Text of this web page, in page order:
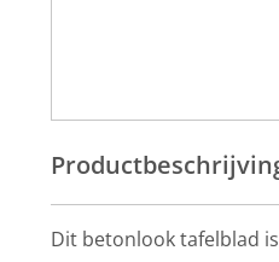
Dit betonlook tafelblad